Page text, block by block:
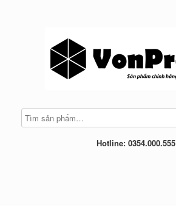
Hotline: 0354.000.555